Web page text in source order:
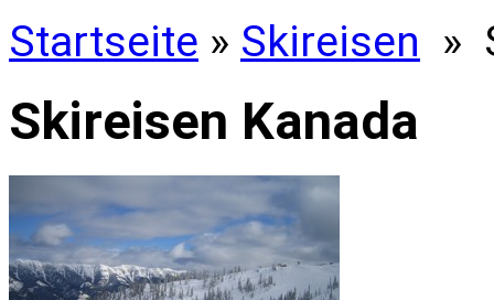
Startseite » Skireisen »
Skireisen Kanada